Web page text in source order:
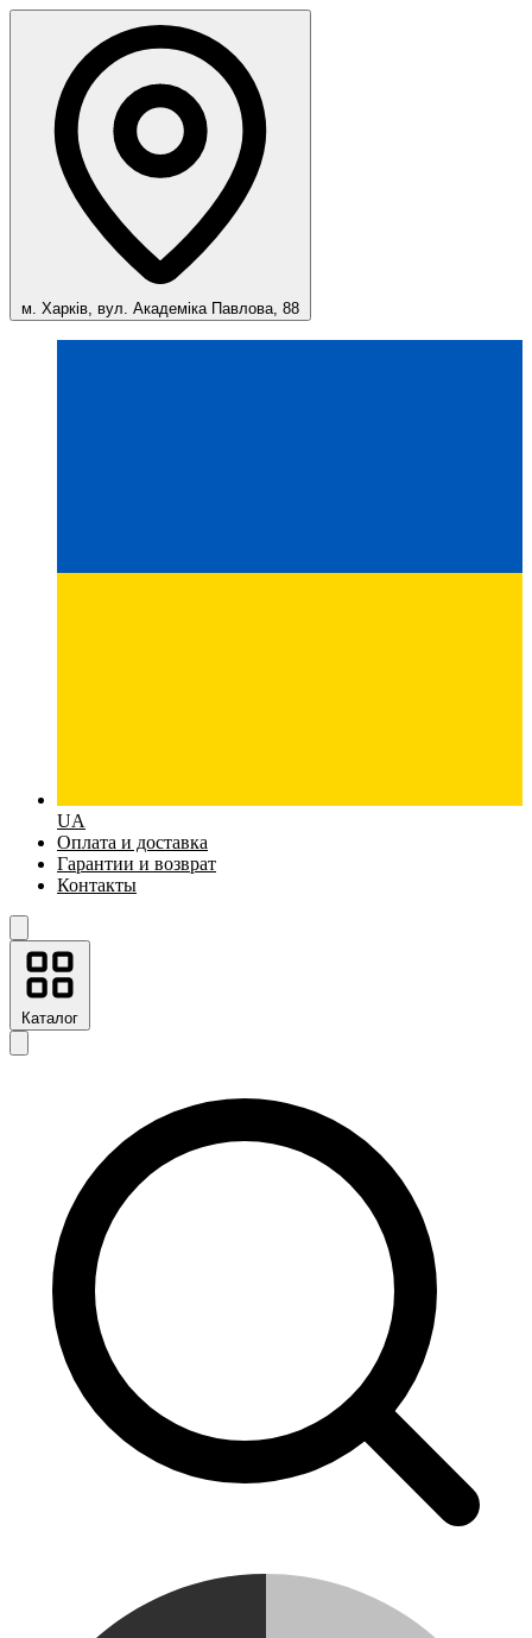
м. Харків, вул. Академіка Павлова, 88
UA
Оплата и доставка
Гарантии и возврат
Контакты
Каталог